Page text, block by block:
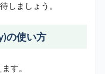
しましょう。
の使い方
す。